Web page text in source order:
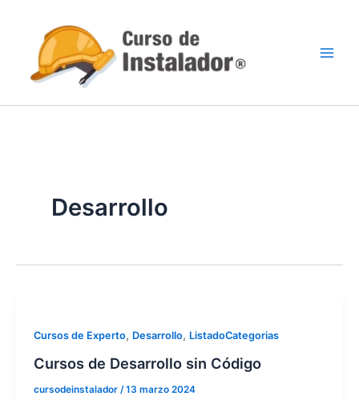
contenido
Desarrollo
Cursos de Experto, Desarrollo, ListadoCategorias
Cursos de Desarrollo sin Código
cursodeinstalador /13 marzo 2024